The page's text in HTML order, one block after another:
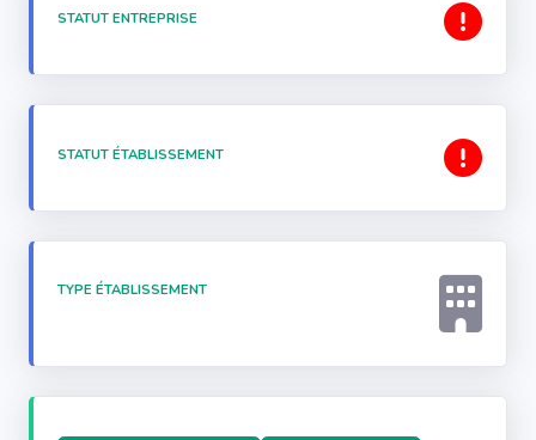
STATUT ENTREPRISE
STATUT ÉTABLISSEMENT
TYPE ÉTABLISSEMENT